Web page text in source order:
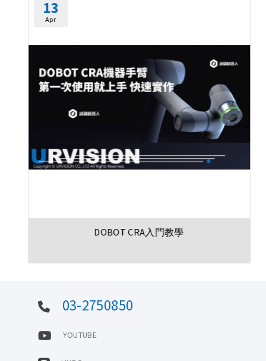
13
Apr
DOBOT CRA入門教學
03-2750850
YOUTUBE